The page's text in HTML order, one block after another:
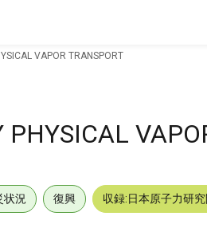
VAPOR TRANSPORT
状況 復興 収録:日本原子力研